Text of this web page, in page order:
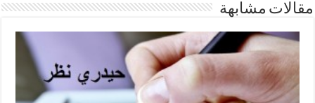
مقالات مشابهة